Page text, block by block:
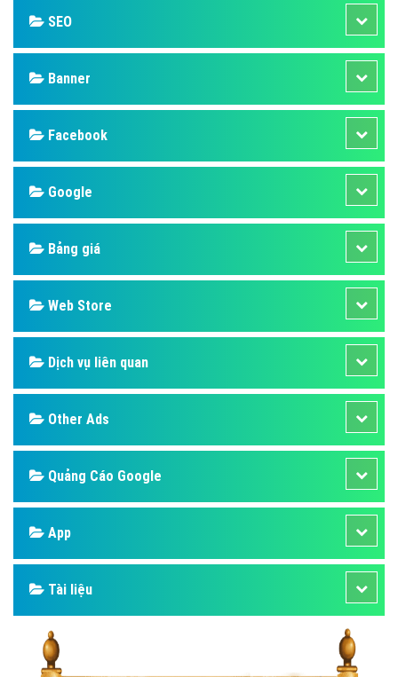
SEO
Banner
Facebook
Google
Bảng giá
Web Store
Dịch vụ liên quan
Other Ads
Quảng Cáo Google
App
Tài liệu